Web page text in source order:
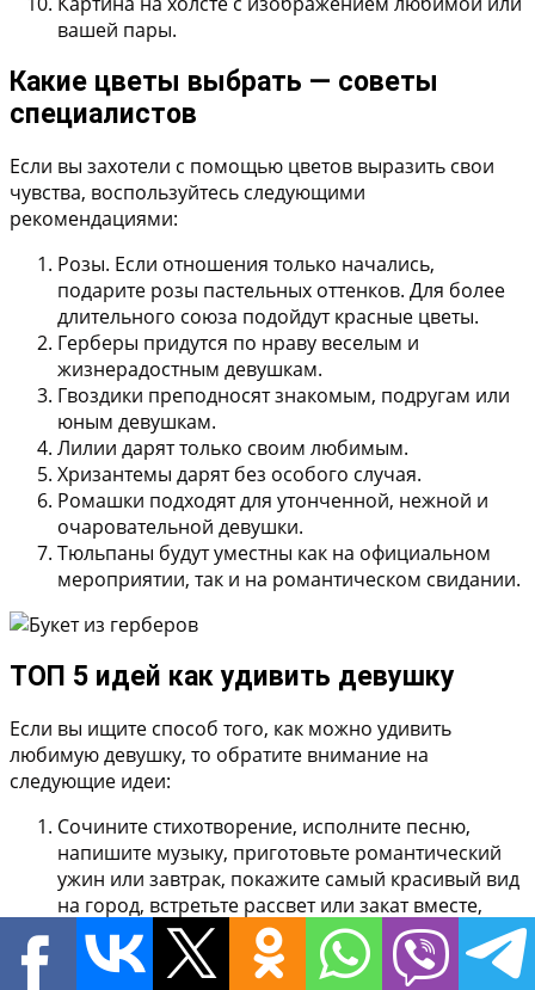
вашей пары.
Какие цветы выбрать — советы
специалистов
Если вы захотели с помощью цветов выразить свои
чувства, воспользуйтесь следующими
рекомендациями:
Розы. Если отношения только начались,
подарите розы пастельных оттенков. Для более
длительного союза подойдут красные цветы.
Герберы придутся по нраву веселым и
жизнерадостным девушкам.
Гвоздики преподносят знакомым, подругам или
юным девушкам.
Лилии дарят только своим любимым.
Хризантемы дарят без особого случая.
Ромашки подходят для утонченной, нежной и
очаровательной девушки.
Тюльпаны будут уместны как на официальном
мероприятии, так и на романтическом свидании.
ТОП 5 идей как удивить девушку
Если вы ищите способ того, как можно удивить
любимую девушку, то обратите внимание на
следующие идеи:
Сочините стихотворение, исполните песню,
напишите музыку, приготовьте романтический
ужин или завтрак, покажите самый красивый вид
на город, встретьте рассвет или закат вместе,
укутавшись в теплый плед. Эти варианты не
требуют больших финансовых затрат.
Спрыгните вместе с парашютом, полетайте на